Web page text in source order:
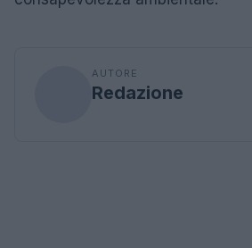
AUTORE
Redazione